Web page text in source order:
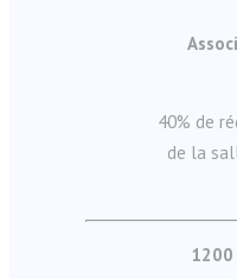
40% de
de la
1200